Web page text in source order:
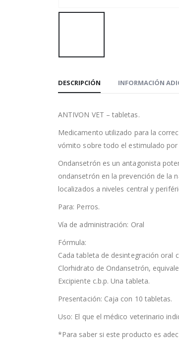
DESCRIPCIÓN INFORMACIÓN
ANTIVON VET – tabletas.
Medicamento utilizado para la
vómito sobre todo el estimulado
Ondansetrón es un antagonista
ondansetrón en la prevención de la
localizados a niveles central y
Para: Perros.
Vía de administración: Oral
Fórmula:
Cada tableta de desintegración oral
Clorhidrato de Ondansetrón,
Excipiente c.b.p. Una tableta.
Presentación: Caja con 10 tabletas.
Uso: El que el médico veterinario
*Para saber si este producto es